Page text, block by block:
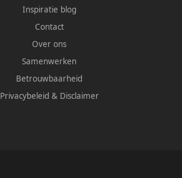
Inspiratie blog
Contact
Over ons
Samenwerken
Betrouwbaarheid
Privacybeleid & Disclaimer